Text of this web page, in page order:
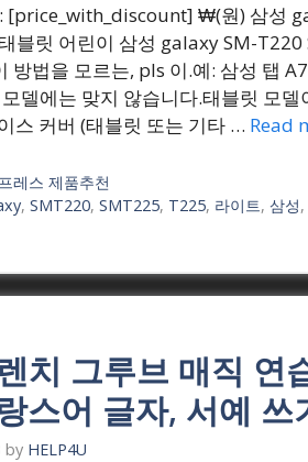
[price_with_discount] ₩(원) 삼성
블릿 어린이 삼성 galaxy SM-
방법을 모르는, pls 이.예: 삼성 탭
델에는 맞지 않습니다.태블릿 모
스 커버 (태블릿 또는 기타 … Read
레스 제품추천
,SMT220,SMT225, T225, 라이트,삼성,
치 그루브 매직 연
스어 글자, 서예 쓰
by HELP4U